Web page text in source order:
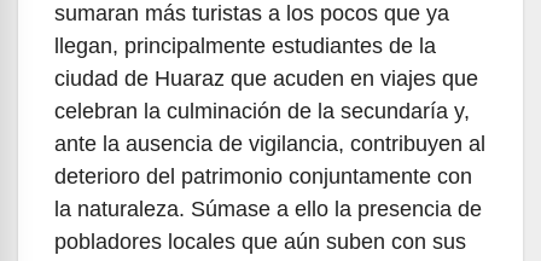
sumaran más turistas a los pocos que ya
llegan, principalmente estudiantes de la
ciudad de Huaraz que acuden en viajes que
celebran la culminación de la secundaría y,
ante la ausencia de vigilancia, contribuyen al
deterioro del patrimonio conjuntamente con
la naturaleza. Súmase a ello la presencia de
pobladores locales que aún suben con sus